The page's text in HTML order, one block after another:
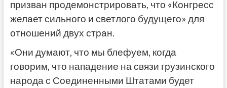
призван продемонстрировать, что «Конгресс
желает сильного и светлого будущего» для
отношений двух стран.
«Они думают, что мы блефуем, когда
говорим, что нападение на связи грузинского
народа с Соединенными Штатами будет